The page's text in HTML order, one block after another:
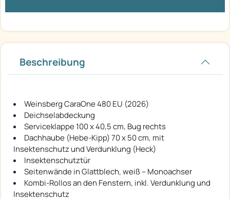
Beschreibung
Weinsberg CaraOne 480 EU (2026)
Deichselabdeckung
Serviceklappe 100 x 40,5 cm, Bug rechts
Dachhaube (Hebe-Kipp) 70 x 50 cm, mit
Insektenschutz und Verdunklung (Heck)
Insektenschutztür
Seitenwände in Glattblech, weiß – Monoachser
Kombi-Rollos an den Fenstern, inkl. Verdunklung und
Insektenschutz